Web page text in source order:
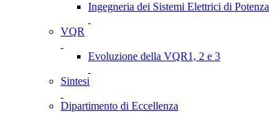
Ingegneria dei Sistemi Elettrici di Potenza
VQR
Evoluzione della VQR1, 2 e 3
Sintesi
Dipartimento di Eccellenza